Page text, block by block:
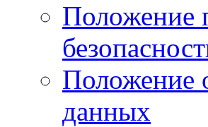
Положение
Положение
данных